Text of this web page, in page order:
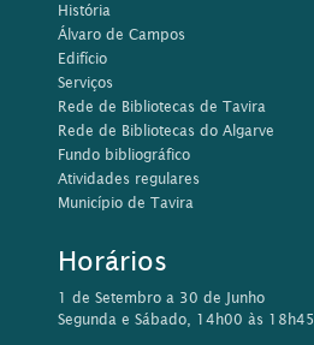
História
Álvaro de Campos
Edifício
Serviços
Rede de Bibliotecas de Tavira
Rede de Bibliotecas do Algarve
Fundo bibliográfico
Atividades regulares
Município de Tavira
Horários
1 de Setembro a 30 de Junho
Segunda e Sábado, 14h00 às 18h45